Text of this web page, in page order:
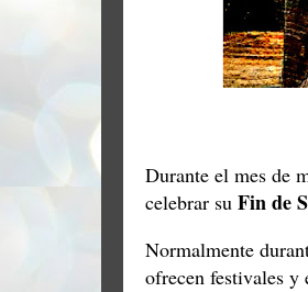
Durante el mes de
celebrar su Fin de
Normalmente
ofrecen festivales y